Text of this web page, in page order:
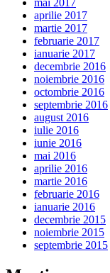
aprilie 2017
martie 2017
februarie 2017
ianuarie 2017
decembrie 2016
noiembrie 2016
octombrie 2016
septembrie 2016
august 2016
iulie 2016
iunie 2016
mai 2016
aprilie 2016
martie 2016
februarie 2016
ianuarie 2016
decembrie 2015
noiembrie 2015
septembrie 2015